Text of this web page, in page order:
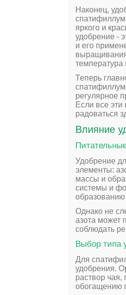
Наконец,
яркого и
удобрение -
и его
температура
Теперь
регулярное
Если все
радоваться
Влияние
Удобрение
элементы:
массы и
системы и
образованию
Однако не
азота может
соблюдать
Выбор типа
Для
удобрения.
раствор
обогащению